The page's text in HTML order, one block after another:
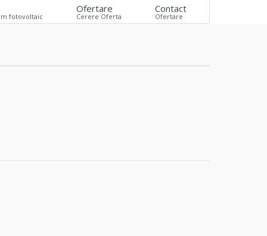
fotovoltaic
Ofertare
Cerere Oferta
Contact
Ofertare